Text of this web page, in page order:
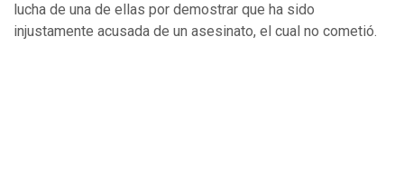
lucha de una de ellas por demostrar que ha sido
injustamente acusada de un asesinato, el cual no cometió.